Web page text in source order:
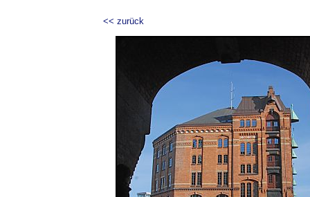
<< zurück